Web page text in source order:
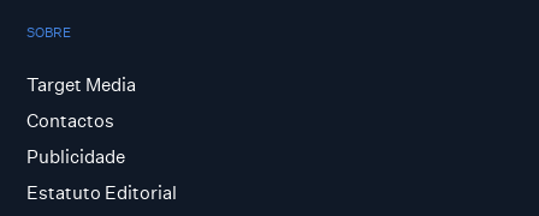
SOBRE
Target Media
Contactos
Publicidade
Estatuto Editorial